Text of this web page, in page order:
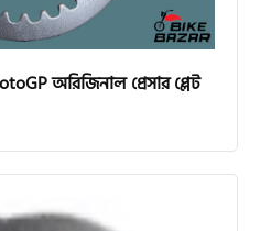
অরিজিনাল প্রেসার প্লেট